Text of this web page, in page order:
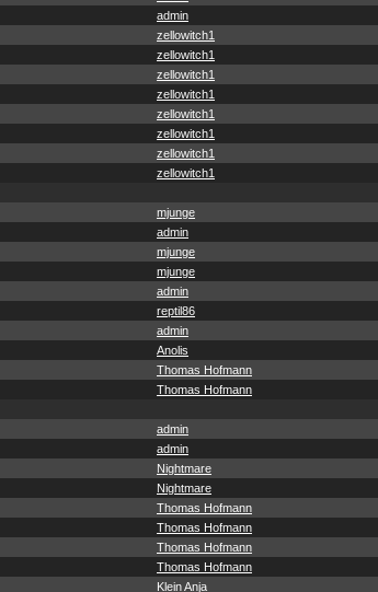
admin
zellowitch1
zellowitch1
zellowitch1
zellowitch1
zellowitch1
zellowitch1
zellowitch1
zellowitch1
mjunge
admin
mjunge
mjunge
admin
reptil86
admin
Anolis
Thomas Hofmann
Thomas Hofmann
admin
admin
Nightmare
Nightmare
Thomas Hofmann
Thomas Hofmann
Thomas Hofmann
Thomas Hofmann
Klein Anja